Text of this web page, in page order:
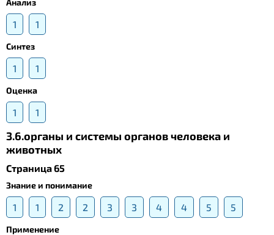
Анализ
1 1
Синтез
1 1
Оценка
1 1
3.6.органы и системы органов человека и
животных
Страница 65
Знание и понимание
1 1 2 2 3 3 4 4 5 5
Применение